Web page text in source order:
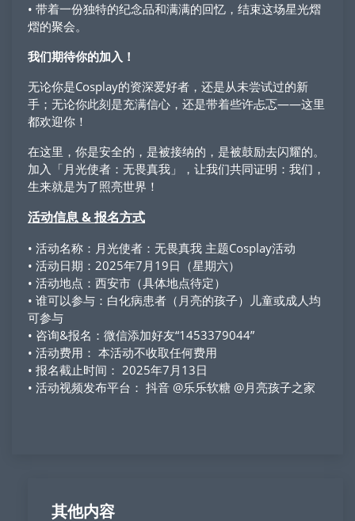
• 带着一份独特的纪念品和满满的回忆，结束这场星光熠
熠的聚会。
我们期待你的加入！
无论你是Cosplay的资深爱好者，还是从未尝试过的新
手；无论你此刻是充满信心，还是带着些许忐忑——这里
都欢迎你！
在这里，你是安全的，是被接纳的，是被鼓励去闪耀的。
加入「月光使者：无畏真我」，让我们共同证明：我们，
生来就是为了照亮世界！
活动信息 & 报名方式
• 活动名称：月光使者：无畏真我 主题Cosplay活动
• 活动日期：2025年7月19日（星期六）
• 活动地点：西安市（具体地点待定）
• 谁可以参与：白化病患者（月亮的孩子）儿童或成人均
可参与
• 咨询&报名：微信添加好友“1453379044”
• 活动费用： 本活动不收取任何费用
• 报名截止时间： 2025年7月13日
• 活动视频发布平台： 抖音 @乐乐软糖 @月亮孩子之家
其他内容